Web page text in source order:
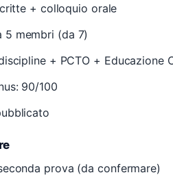
+ colloquio orale
5 membri (da 7)
+ PCTO + Educazione
90/100
prova (da confermare)